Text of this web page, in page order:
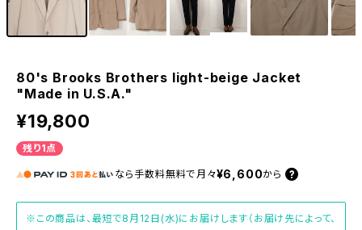
80's Brooks Brothers light-beige Jacket
"Made in U.S.A."
¥19,800
残り1点
なら 手数料無料で 月々¥6,600から
※この商品は、最短で8月12日(水)にお届けします（お届け先によって、